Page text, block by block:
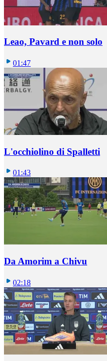
Leao, Pavard e non solo
01:47
L'occhiolino di Spalletti
01:43
Da Amorim a Chivu
02:18